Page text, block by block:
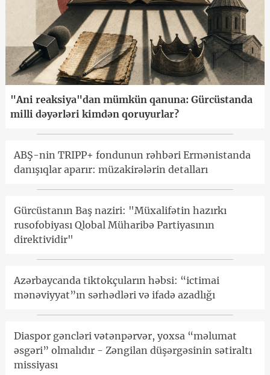
"Ani reaksiya"dan mümkün qanuna: Gürcüstanda
milli dəyərləri kimdən qoruyurlar?
ABŞ-nin TRIPP+ fondunun rəhbəri Ermənistanda
danışıqlar aparır: müzakirələrin detalları
Gürcüstanın Baş naziri: "Müxalifətin hazırkı
rusofobiyası Qlobal Müharibə Partiyasının
direktividir"
Azərbaycanda tiktokçuların həbsi: “ictimai
mənəviyyat”ın sərhədləri və ifadə azadlığı
Diaspor gəncləri vətənpərvər, yoxsa “məlumat
əsgəri” olmalıdır - Zəngilan düşərgəsinin sətiraltı
missiyası